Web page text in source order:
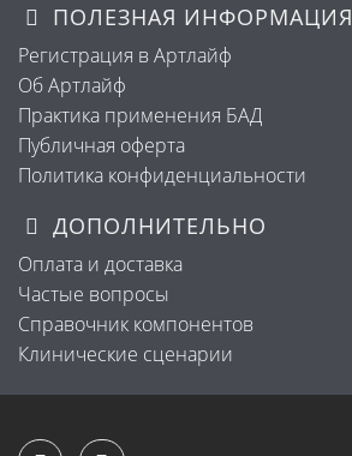
ПОЛЕЗНАЯ ИНФОРМАЦИЯ
Регистрация в Артлайф
Об Артлайф
Практика применения БАД
Публичная оферта
Политика конфиденциальности
ДОПОЛНИТЕЛЬНО
Оплата и доставка
Частые вопросы
Справочник компонентов
Клинические сценарии